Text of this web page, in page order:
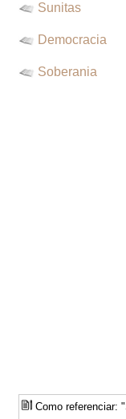
Sunitas
Democracia
Soberania
Como referenciar: